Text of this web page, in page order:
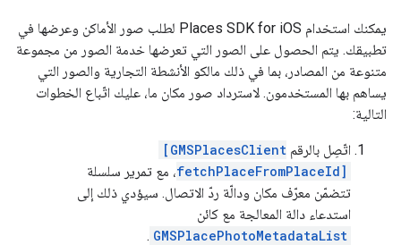
يمكنك استخدام Places SDK for iOS لطلب صور الأماكن وعرضها في
تطبيقك. يتم الحصول على الصور التي تعرضها خدمة الصور من مجموعة
متنوعة من المصادر، بما في ذلك مالكو الأنشطة التجارية والصور التي
يساهم بها المستخدمون. لاسترداد صور مكان ما، عليك اتّباع الخطوات
التالية:
اتّصِل بالرقم [GMSPlacesClient
fetchPlaceFromPlaceId]، مع تمرير سلسلة
تتضمّن معرّف مكان ودالّة ردّ الاتصال. سيؤدي ذلك إلى
استدعاء دالة المعالجة مع كائن
GMSPlacePhotoMetadataList
.